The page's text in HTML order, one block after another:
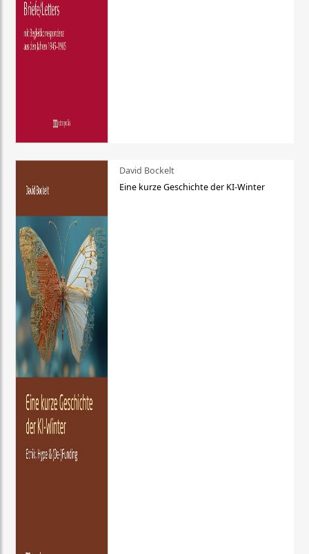
David Bockelt
Eine kurze Geschichte der KI-Winter